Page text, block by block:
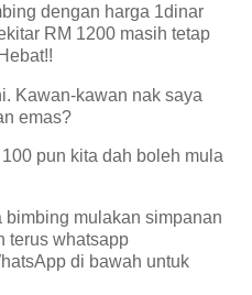
dengan harga 1dinar
RM 1200 masih tetap
Kawan-kawan nak saya
emas?
pun kita dah boleh mula
bimbing mulakan simpanan
terus whatsapp
di bawah untuk